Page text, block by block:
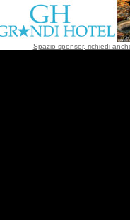
Spazio sponsor, richiedi